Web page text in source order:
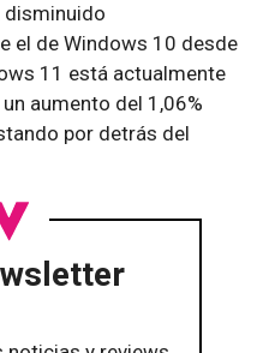
disminuido
el de Windows 10 desde
11 está actualmente
aumento del 1,06%
por detrás del